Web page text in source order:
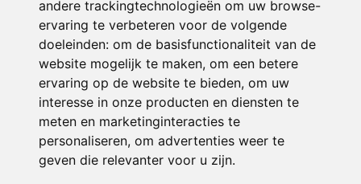
andere trackingtechnologieën om uw browse-
ervaring te verbeteren voor de volgende
doeleinden: om de basisfunctionaliteit van de
website mogelijk te maken, om een betere
ervaring op de website te bieden, om uw
interesse in onze producten en diensten te
meten en marketinginteracties te
personaliseren, om advertenties weer te
geven die relevanter voor u zijn.
© 2026 De Regenboog | Alle rechten voorbehouden
Privacy policy|Disclaimer| Klachtenregeling|RSIN en Anbi
voorkeuren